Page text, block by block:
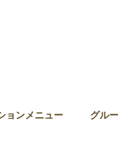
ョンメニュー グル